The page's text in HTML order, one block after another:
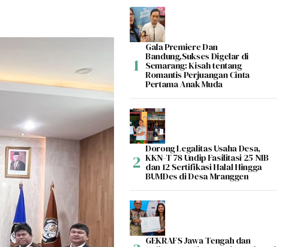
Gala Premiere Dan
Bandung,Sukses Digelar di
Semarang: Kisah tentang
Romantis Perjuangan Cinta
Pertama Anak Muda
Dorong Legalitas Usaha Desa,
KKN-T 78 Undip Fasilitasi 25 NIB
dan 12 Sertifikasi Halal Hingga
BUMDes di Desa Mranggen
GEKRAFS Jawa Tengah dan